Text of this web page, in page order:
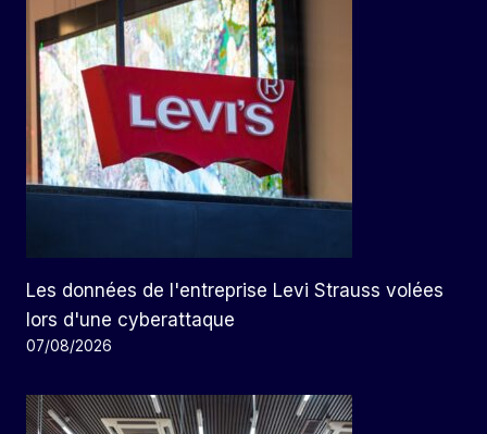
Les données de l'entreprise Levi Strauss volées
lors d'une cyberattaque
07/08/2026